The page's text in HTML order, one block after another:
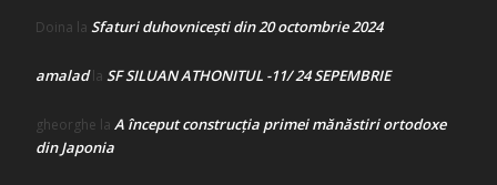
Doina la Sfaturi duhovnicești din 20 octombrie 2024
amaladla SF SILUAN ATHONITUL -11/ 24 SEPEMBRIE
gheorghe la A început construcţia primei mănăstiri ortodoxe
din Japonia